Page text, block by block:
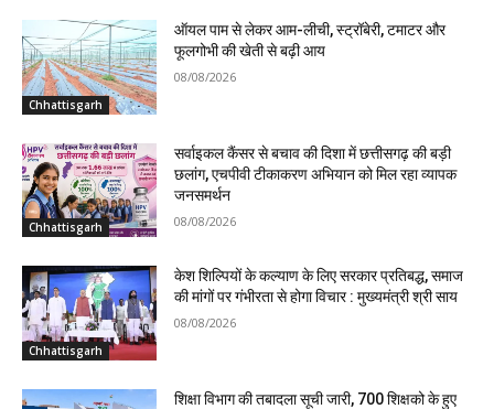
Chhattisgarh
ऑयल पाम से लेकर आम-लीची, स्ट्रॉबेरी, टमाटर और
फूलगोभी की खेती से बढ़ी आय
08/08/2026
Chhattisgarh
सर्वाइकल कैंसर से बचाव की दिशा में छत्तीसगढ़ की बड़ी
छलांग, एचपीवी टीकाकरण अभियान को मिल रहा व्यापक
जनसमर्थन
08/08/2026
Chhattisgarh
केश शिल्पियों के कल्याण के लिए सरकार प्रतिबद्ध, समाज
की मांगों पर गंभीरता से होगा विचार : मुख्यमंत्री श्री साय
08/08/2026
शिक्षा विभाग की तबादला सूची जारी, 700 शिक्षको के हुए